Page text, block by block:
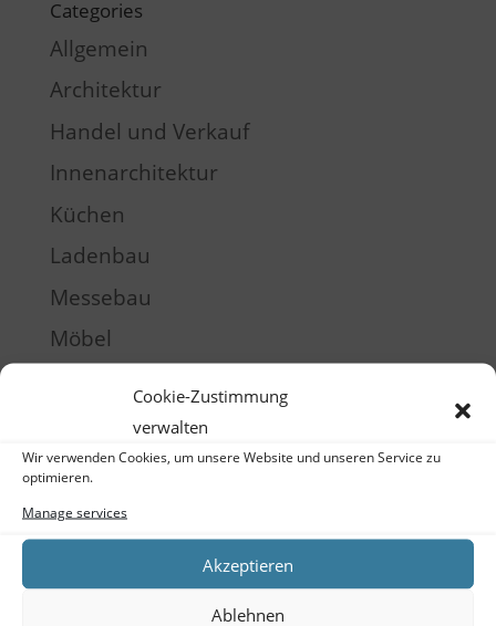
Cookie-Zustimmung
verwalten
Wir verwenden Cookies, um unsere Website und unseren Service zu
optimieren.
Manage services
Akzeptieren
Ablehnen
Categories
Allgemein
Architektur
Handel und Verkauf
Innenarchitektur
Küchen
Ladenbau
Messebau
Möbel
Raumgestaltung
Schulung
Training